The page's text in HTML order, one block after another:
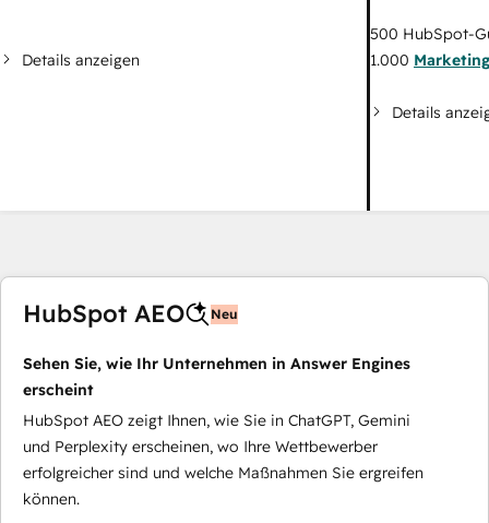
Details anzeigen
500 HubSpot-
1.000
Details
HubSpot AEO Neu
Sehen Sie, wie Ihr Unternehmen in Answer Engines
erscheint
HubSpot AEO zeigt Ihnen, wie Sie in ChatGPT, Gemini
und Perplexity erscheinen, wo Ihre Wettbewerber
erfolgreicher sind und welche Maßnahmen Sie ergreifen
können.